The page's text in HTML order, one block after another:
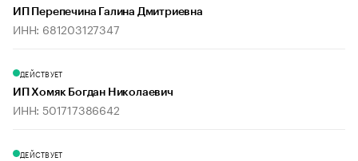
ИП Перепечина Галина Дмитриевна
ИНН: 681203127347
ДЕЙСТВУЕТ
ИП Хомяк Богдан Николаевич
ИНН: 501717386642
ДЕЙСТВУЕТ